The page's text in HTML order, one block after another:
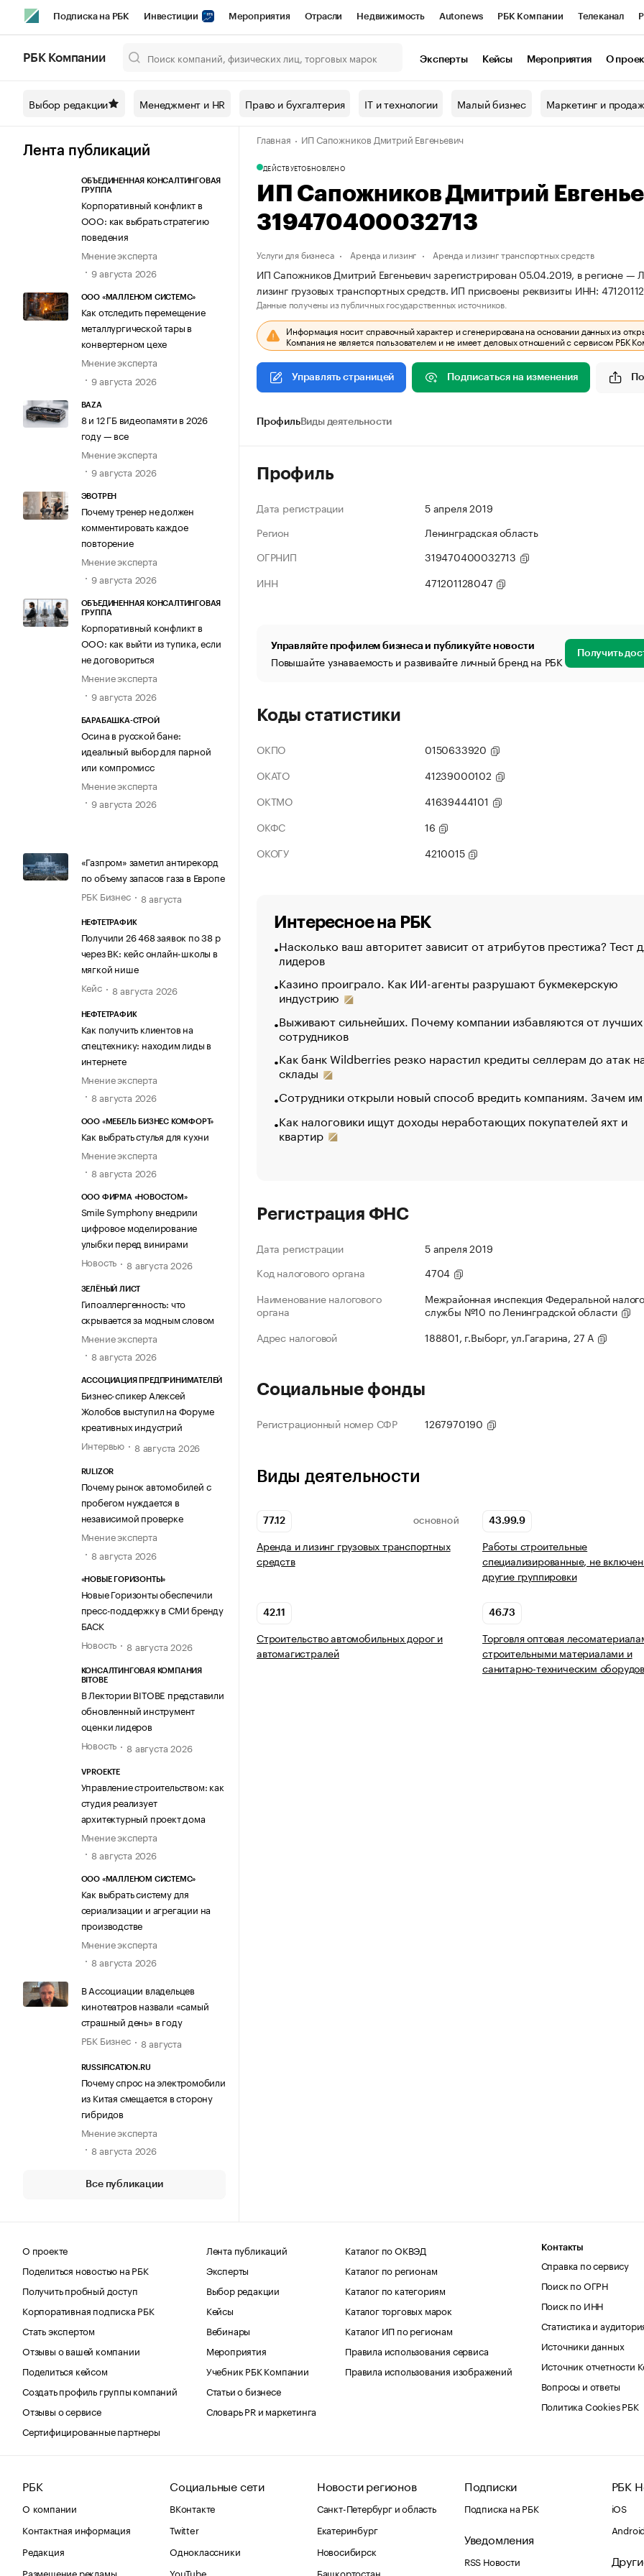
Подписка на РБК Инвестиции Мероприятия Отрасли Недвижимость Autonews РБК Компании Телеканал
Спецпроекты СПб Конференции СПб Спецпроекты Проверка контрагентов
Технологии и медиа Рынок наличной валюты
РБК Компании Эксперты Кейсы Мероприятия О
Выбор редакции Менеджмент и HR Право и бухгалтерия IT и технологии Малый бизнес Маркетинг и
Лента публикаций
ОБЪЕДИНЕННАЯ КОНСАЛТИНГОВАЯ
ГРУППА
Корпоративный конфликт в
ООО: как выбрать стратегию
поведения
Мнение эксперта
9 августа 2026
ООО «МАЛЛЕНОМ СИСТЕМС»
Как отследить перемещение
металлургической тары в
конвертерном цехе
Мнение эксперта
9 августа 2026
BAZA
8 и 12 ГБ видеопамяти в 2026
году — все
Мнение эксперта
9 августа 2026
ЭВОТРЕН
Почему тренер не должен
комментировать каждое
повторение
Мнение эксперта
9 августа 2026
ОБЪЕДИНЕННАЯ КОНСАЛТИНГОВАЯ
ГРУППА
Корпоративный конфликт в
ООО: как выйти из тупика, если
не договориться
Мнение эксперта
9 августа 2026
БАРАБАШКА-СТРОЙ
Осина в русской бане:
идеальный выбор для парной
или компромисс
Мнение эксперта
9 августа 2026
«Газпром» заметил антирекорд
по объему запасов газа в Европе
РБК Бизнес
8 августа
НЕФТЕТРАФИК
Получили 26 468 заявок по 38 р
через ВК: кейс онлайн-школы в
мягкой нише
Кейс
8 августа 2026
НЕФТЕТРАФИК
Как получить клиентов на
спецтехнику: находим лиды в
интернете
Мнение эксперта
8 августа 2026
ООО «МЕБЕЛЬ БИЗНЕС КОМФОРТ»
Как выбрать стулья для кухни
Мнение эксперта
8 августа 2026
ООО ФИРМА «НОВОСТОМ»
Smile Symphony внедрили
цифровое моделирование
улыбки перед винирами
Новость
8 августа 2026
ЗЕЛЁНЫЙ ЛИСТ
Гипоаллергенность: что
скрывается за модным словом
Мнение эксперта
8 августа 2026
АССОЦИАЦИЯ ПРЕДПРИНИМАТЕЛЕЙ
Бизнес-спикер Алексей
Жолобов выступил на Форуме
креативных индустрий
Интервью
8 августа 2026
RULIZOR
Почему рынок автомобилей с
пробегом нуждается в
независимой проверке
Мнение эксперта
8 августа 2026
«НОВЫЕ ГОРИЗОНТЫ»
Новые Горизонты обеспечили
пресс-поддержку в СМИ бренду
БАСК
Новость
8 августа 2026
КОНСАЛТИНГОВАЯ КОМПАНИЯ
BITOBE
В Лектории BITOBE представили
обновленный инструмент
оценки лидеров
Новость
8 августа 2026
VPROEKTE
Управление строительством: как
студия реализует
архитектурный проект дома
Мнение эксперта
8 августа 2026
ООО «МАЛЛЕНОМ СИСТЕМС»
Как выбрать систему для
сериализации и агрегации на
производстве
Мнение эксперта
8 августа 2026
В Ассоциации владельцев
кинотеатров назвали «самый
страшный день» в году
РБК Бизнес
8 августа
RUSSIFICATION.RU
Почему спрос на электромобили
из Китая смещается в сторону
гибридов
Мнение эксперта
8 августа 2026
Все публикации
Главная ИП Сапожников Дмитрий Евгеньевич
ДЕЙСТВУЕТОБНОВЛЕНО
ИП Сапожников Дмитрий
319470400032713
Услуги для бизнеса Аренда и лизинг Аренда и лизинг транспортных средств
ИП Сапожников Дмитрий Евгеньевич зарегистрирован 05.04.2019, в регионе —
лизинг грузовых транспортных средств. ИП присвоены реквизиты ИНН:
Данные получены из публичных государственных источников.
Информация носит справочный характер и сгенерирована на основании данных из
Компания не является пользователем и не имеет деловых отношений с сервисом РБК
Управлять страницей Подписаться на изменения
ПрофильВиды деятельности
Профиль
Дата регистрации
5 апреля 2019
Регион
Ленинградская область
ОГРНИП
319470400032713
ИНН
471201128047
Управляйте профилем бизнеса и публикуйте новости
Повышайте узнаваемость и развивайте личный бренд на РБК Получить
Коды статистики
ОКПО
0150633920
ОКАТО
41239000102
ОКТМО
41639444101
ОКФС
16
ОКОГУ
4210015
Интересное на РБК
Насколько ваш авторитет зависит от атрибутов престижа? Тест
лидеров
Казино проиграло. Как ИИ-агенты разрушают букмекерскую
индустрию
Выживают сильнейших. Почему компании избавляются от лучших
сотрудников
Как банк Wildberries резко нарастил кредиты селлерам до атак
склады
Сотрудники открыли новый способ вредить компаниям. Зачем
Как налоговики ищут доходы неработающих покупателей яхт и
квартир
Регистрация ФНС
Дата регистрации
5 апреля 2019
Код налогового органа
4704
Наименование налогового
органа
Межрайонная инспекция Федеральной
службы №10 по Ленинградской области
Адрес налоговой
188801, г.Выборг, ул.Гагарина, 27 А
Социальные фонды
Регистрационный номер СФР 1267970190
Виды деятельности
77.12 ОСНОВНОЙ
Аренда и лизинг грузовых транспортных
средств
43.99.9
Работы строительные
специализированные, не
другие группировки
42.11
Строительство автомобильных дорог и
автомагистралей
46.73
Торговля оптовая
строительными материалами и
санитарно-техническим
О проекте
Поделиться новостью на РБК
Получить пробный доступ
Корпоративная подписка РБК
Стать экспертом
Отзывы о вашей компании
Поделиться кейсом
Создать профиль группы компаний
Отзывы о сервисе
Сертифицированные партнеры
Лента публикаций
Эксперты
Выбор редакции
Кейсы
Вебинары
Мероприятия
Учебник РБК Компании
Статьи о бизнесе
Словарь PR и маркетинга
Каталог по ОКВЭД
Каталог по регионам
Каталог по категориям
Каталог торговых марок
Каталог ИП по регионам
Правила использования сервиса
Правила использования изображений
Контакты
Справка по сервису
Поиск по ОГРН
Поиск по ИНН
Статистика и
Источники данных
Источник отчетности
Вопросы и ответы
Политика Cookies РБК
РБК
О компании
Контактная информация
Редакция
Размещение рекламы
Социальные сети
ВКонтакте
Twitter
Одноклассники
YouTube
Новости регионов
Санкт-Петербург и область
Екатеринбург
Новосибирск
Башкортостан
Подписки
Подписка на РБК
Уведомления
RSS Новости
РБК
iOS